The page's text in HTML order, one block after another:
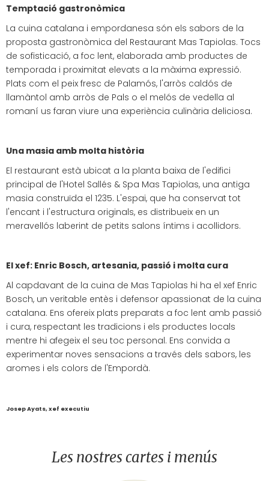
Temptació gastronòmica
La cuina catalana i empordanesa són els sabors de la
proposta gastronòmica del Restaurant Mas Tapiolas. Tocs
de sofisticació, a foc lent, elaborada amb productes de
temporada i proximitat elevats a la màxima expressió.
Plats com el peix fresc de Palamós, l'arròs caldós de
llamàntol amb arròs de Pals o el melós de vedella al
romaní us faran viure una experiència culinària deliciosa.
Una masia amb molta història
El restaurant està ubicat a la planta baixa de l'edifici
principal de l'Hotel Sallés & Spa Mas Tapiolas, una antiga
masia construïda el 1235. L'espai, que ha conservat tot
l'encant i l'estructura originals, es distribueix en un
meravellós laberint de petits salons íntims i acollidors.
El xef: Enric Bosch, artesania, passió i molta cura
Al capdavant de la cuina de Mas Tapiolas hi ha el xef Enric
Bosch, un veritable entès i defensor apassionat de la cuina
catalana. Ens ofereix plats preparats a foc lent amb passió
i cura, respectant les tradicions i els productes locals
mentre hi afegeix el seu toc personal. Ens convida a
experimentar noves sensacions a través dels sabors, les
aromes i els colors de l'Empordà.
Josep Ayats, xef executiu
Les nostres cartes i menús